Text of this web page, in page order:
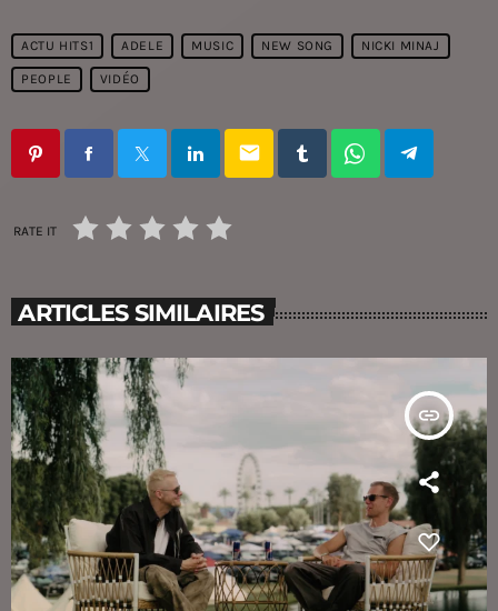
ACTU HITS1 ADELE MUSIC NEW SONG NICKI MINAJ
PEOPLE VIDÉO
email
RATE IT
ARTICLES SIMILAIRES
insert_link